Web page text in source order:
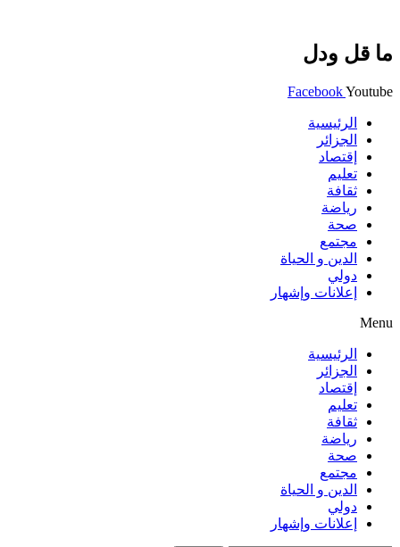
ما قل ودل
FacebookYoutube
الرئيسية
الجزائر
إقتصاد
تعليم
ثقافة
رياضة
صحة
مجتمع
الدين و الحياة
دولي
إعلانات وإشهار
Menu
الرئيسية
الجزائر
إقتصاد
تعليم
ثقافة
رياضة
صحة
مجتمع
الدين و الحياة
دولي
إعلانات وإشهار